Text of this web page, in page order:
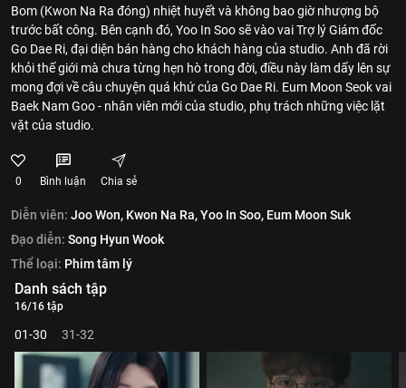
Bom (Kwon Na Ra đóng) nhiệt huyết và không bao giờ nhượng bộ
trước bất công. Bên cạnh đó, Yoo In Soo sẽ vào vai Trợ lý Giám đốc
Go Dae Ri, đại diện bán hàng cho khách hàng của studio. Anh đã rời
khỏi thế giới mà chưa từng hẹn hò trong đời, điều này làm dấy lên sự
mong đợi về câu chuyện quá khứ của Go Dae Ri. Eum Moon Seok vai
Baek Nam Goo - nhân viên mới của studio, phụ trách những việc lặt
vặt của studio.
0 Bình luận Chia sẻ
Diễn viên: Joo Won, Kwon Na Ra,Yoo In Soo, Eum Moon Suk
Đạo diễn: Song Hyun Wook
Thể loại: Phim tâm lý
Danh sách tập
16/16 tập
01-30 31-32